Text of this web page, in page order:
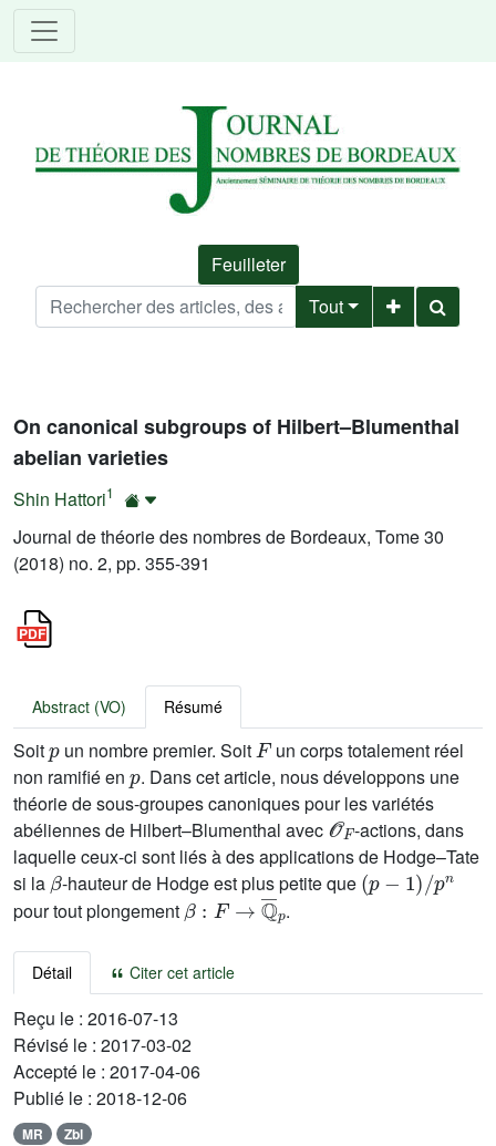
Feuilleter
Tout
On canonical subgroups of Hilbert–Blumenthal
abelian varieties
Shin Hattori1
Journal de théorie des nombres de Bordeaux, Tome 30
(2018) no. 2, pp. 355-391
Abstract (VO) Résumé
Soit
p
un nombre premier. Soit
F
un corps totalement réel
non ramifié en
p
. Dans cet article, nous développons une
théorie de sous-groupes canoniques pour les variétés
abéliennes de Hilbert–Blumenthal avec
𝒪F
-actions, dans
laquelle ceux-ci sont liés à des applications de Hodge–Tate
si la
β
-hauteur de Hodge est plus petite que
(p-1)/pn
pour tout plongement
β:F→ℚ¯p
.
Détail Citer cet article
Reçu le : 2016-07-13
Révisé le : 2017-03-02
Accepté le : 2017-04-06
Publié le : 2018-12-06
MR Zbl